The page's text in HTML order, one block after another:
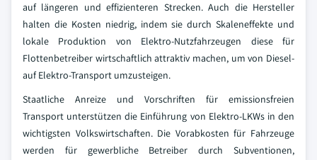
auf längeren und effizienteren Strecken. Auch die Hersteller
halten die Kosten niedrig, indem sie durch Skaleneffekte und
lokale Produktion von Elektro-Nutzfahrzeugen diese für
Flottenbetreiber wirtschaftlich attraktiv machen, um von Diesel-
auf Elektro-Transport umzusteigen.
Staatliche Anreize und Vorschriften für emissionsfreien
Transport unterstützen die Einführung von Elektro-LKWs in den
wichtigsten Volkswirtschaften. Die Vorabkosten für Fahrzeuge
werden für gewerbliche Betreiber durch Subventionen,